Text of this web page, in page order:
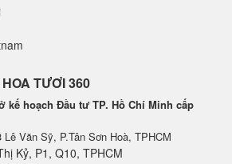
TƯƠI 360
kế hoạch Đầu tư TP. Hồ Chí Minh cấp
Lê Văn Sỹ, P.Tân Sơn Hoà, TPHCM
Kỷ, P1, Q10, TPHCM